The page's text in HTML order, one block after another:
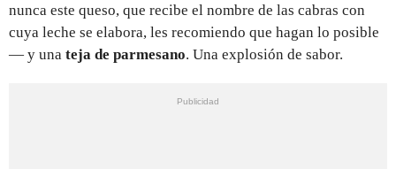
nunca este queso, que recibe el nombre de las cabras con
cuya leche se elabora, les recomiendo que hagan lo posible
— y una teja de parmesano. Una explosión de sabor.